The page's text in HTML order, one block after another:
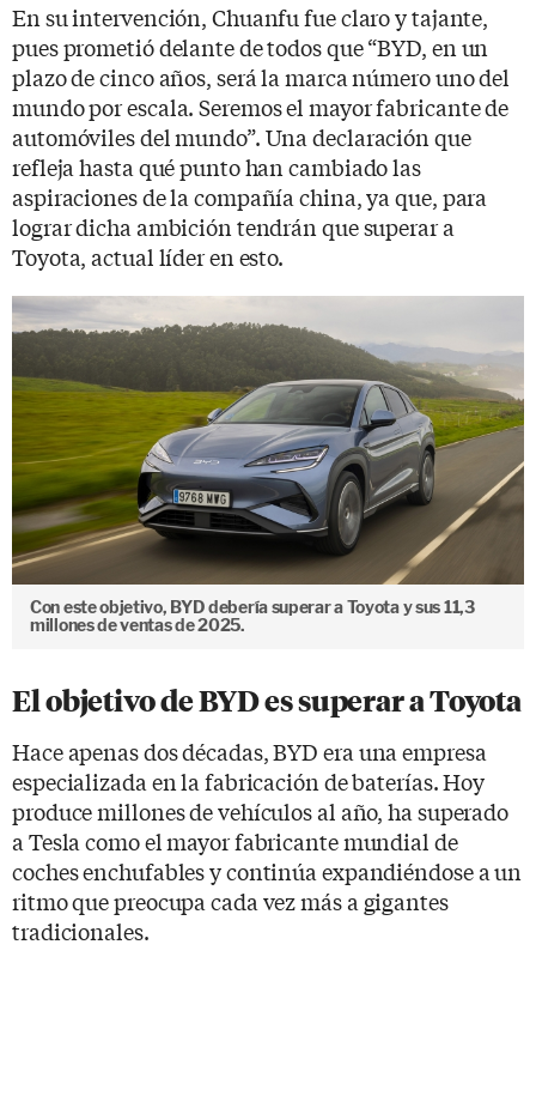
En su intervención, Chuanfu fue claro y tajante,
pues prometió delante de todos que “BYD, en un
plazo de cinco años, será la marca número uno del
mundo por escala. Seremos el mayor fabricante de
automóviles del mundo”. Una declaración que
refleja hasta qué punto han cambiado las
aspiraciones de la compañía china, ya que, para
lograr dicha ambición tendrán que superar a
Toyota, actual líder en esto.
Con este objetivo, BYD debería superar a Toyota y sus 11,3
millones de ventas de 2025.
El objetivo de BYD es superar a Toyota
Hace apenas dos décadas, BYD era una empresa
especializada en la fabricación de baterías. Hoy
produce millones de vehículos al año, ha superado
a Tesla como el mayor fabricante mundial de
coches enchufables y continúa expandiéndose a un
ritmo que preocupa cada vez más a gigantes
tradicionales.